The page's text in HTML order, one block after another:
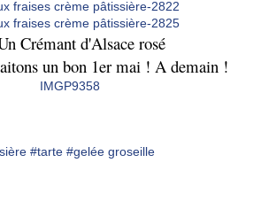
Crémant d'Alsace rosé
un bon 1er mai ! A demain !
#tarte #gelée groseille